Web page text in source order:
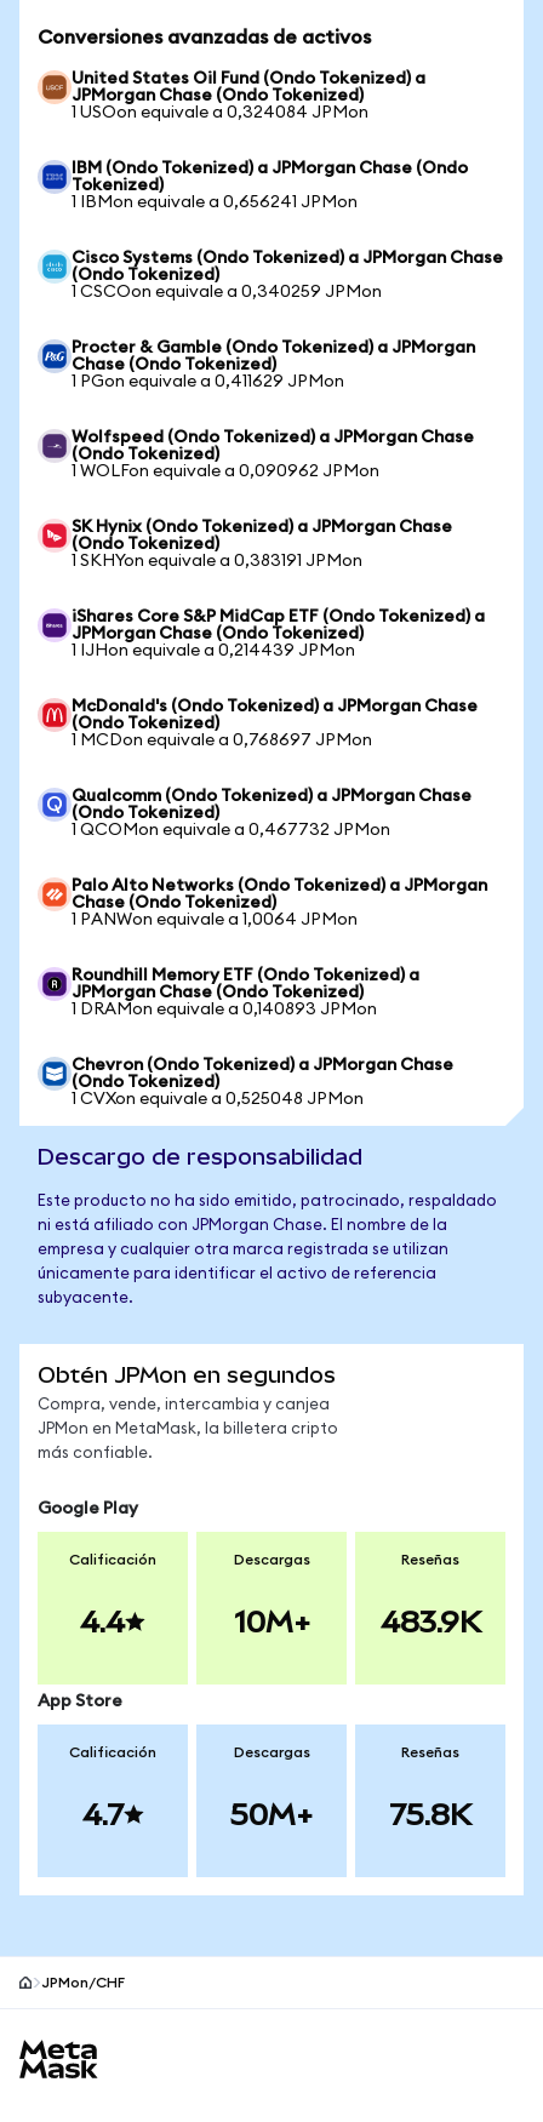
Conversiones avanzadas de activos
United States Oil Fund (Ondo Tokenized) a
JPMorgan Chase (Ondo Tokenized)
1 USOon equivale a 0,324084 JPMon
IBM (Ondo Tokenized) a JPMorgan Chase (Ondo
Tokenized)
1 IBMon equivale a 0,656241 JPMon
Cisco Systems (Ondo Tokenized) a JPMorgan Chase
(Ondo Tokenized)
1 CSCOon equivale a 0,340259 JPMon
Procter & Gamble (Ondo Tokenized) a JPMorgan
Chase (Ondo Tokenized)
1 PGon equivale a 0,411629 JPMon
Wolfspeed (Ondo Tokenized) a JPMorgan Chase
(Ondo Tokenized)
1 WOLFon equivale a 0,090962 JPMon
SK Hynix (Ondo Tokenized) a JPMorgan Chase
(Ondo Tokenized)
1 SKHYon equivale a 0,383191 JPMon
iShares Core S&P MidCap ETF (Ondo Tokenized) a
JPMorgan Chase (Ondo Tokenized)
1 IJHon equivale a 0,214439 JPMon
McDonald's (Ondo Tokenized) a JPMorgan Chase
(Ondo Tokenized)
1 MCDon equivale a 0,768697 JPMon
Qualcomm (Ondo Tokenized) a JPMorgan Chase
(Ondo Tokenized)
1 QCOMon equivale a 0,467732 JPMon
Palo Alto Networks (Ondo Tokenized) a JPMorgan
Chase (Ondo Tokenized)
1 PANWon equivale a 1,0064 JPMon
Roundhill Memory ETF (Ondo Tokenized) a
JPMorgan Chase (Ondo Tokenized)
1 DRAMon equivale a 0,140893 JPMon
Chevron (Ondo Tokenized) a JPMorgan Chase
(Ondo Tokenized)
1 CVXon equivale a 0,525048 JPMon
Descargo de responsabilidad
Este producto no ha sido emitido, patrocinado, respaldado
ni está afiliado con JPMorgan Chase. El nombre de la
empresa y cualquier otra marca registrada se utilizan
únicamente para identificar el activo de referencia
subyacente.
Obtén JPMon en segundos
Compra, vende, intercambia y canjea
JPMon en MetaMask, la billetera cripto
más confiable.
Google Play
Calificación
4.4
Descargas
10M+
Reseñas
483.9K
App Store
Calificación
4.7
Descargas
50M+
Reseñas
75.8K
JPMon/CHF